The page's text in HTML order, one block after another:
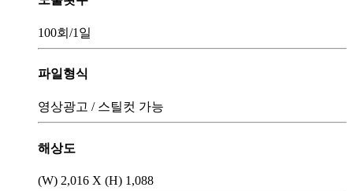
100회 /1일
파일형식
영상광고 / 스틸컷 가능
해상도
(W) 2,016 X (H) 1,088